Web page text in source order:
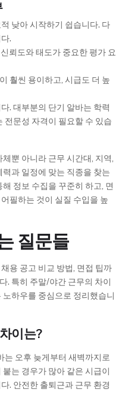
낮아 시작하기 쉽습니다. 다
.
뢰도와 태도가 중요한 평가 요
훨씬 용이하고, 시급도 더 높
. 대부분의 단기 알바는 학력
전문성 자격이 필요할 수 있습
뿐 아니라 근무 시간대, 지역,
과 일정에 맞는 직종을 찾는
정보 수집을 꾸준히 하고, 면
필하는 것이 실질 수입을 높
질문들
용 공고 비교 방법, 면접 팁까
. 특히 주말/야간 근무의 차이
하우를 중심으로 정리했습니
이는?
는 오후 늦게부터 새벽까지로
는 경우가 많아 같은 시급이
. 안전한 출퇴근과 근무 환경